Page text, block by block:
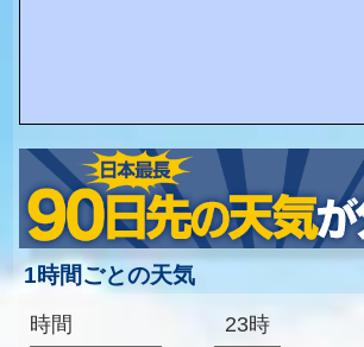
1時間ごとの天気
時間
23時